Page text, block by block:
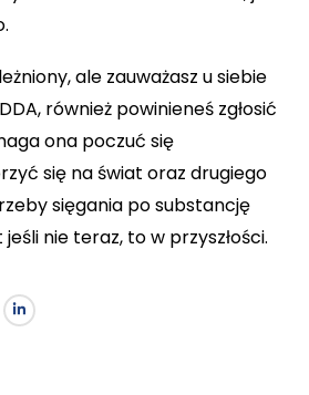
ale zauważasz u siebie
również powinieneś zgłosić
ona poczuć się
się na świat oraz drugiego
sięgania po substancję
nie teraz, to w przyszłości.